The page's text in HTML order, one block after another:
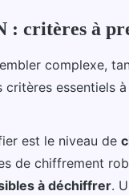
: critères à
complexe,
essentiels
est le niveau de
de chiffrement
à déchiffrer.